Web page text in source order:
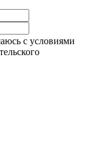
с условиями